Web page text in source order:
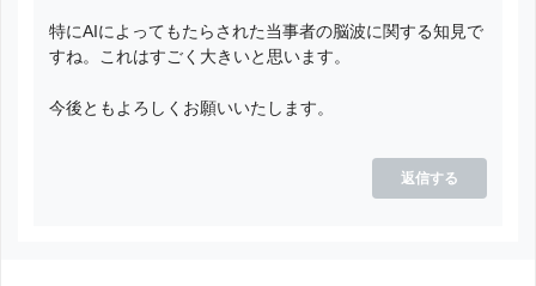
特にAIによってもたらされた当事者の脳波に関する知見で
すね。これはすごく大きいと思います。
今後ともよろしくお願いいたします。
返信する